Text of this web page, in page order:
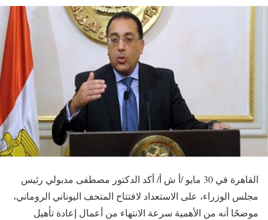
القاهرة في 30 مايو /أ ش أ/ أكد الدكتور مصطفى مدبولي رئيس
مجلس الوزراء، على الاستعداد لافتتاح المتحف اليوناني الروماني،
موضحًا أنه من الأهمية سرعة الانتهاء من أعمال إعادة تأهيل